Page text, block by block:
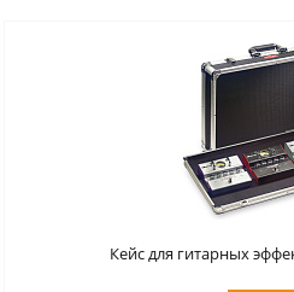
Кейс для гитарных